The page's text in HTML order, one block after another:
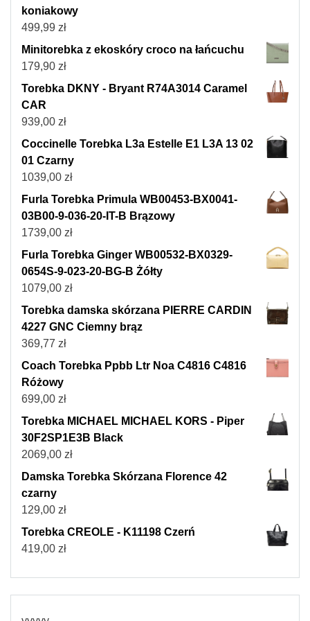
koniakowy
499,99 zł
Minitorebka z ekoskóry croco na łańcuchu
179,90 zł
Torebka DKNY - Bryant R74A3014 Caramel
CAR
939,00 zł
Coccinelle Torebka L3a Estelle E1 L3A 13 02
01 Czarny
1039,00 zł
Furla Torebka Primula WB00453-BX0041-
03B00-9-036-20-IT-B Brązowy
1739,00 zł
Furla Torebka Ginger WB00532-BX0329-
0654S-9-023-20-BG-B Żółty
1079,00 zł
Torebka damska skórzana PIERRE CARDIN
4227 GNC Ciemny brąz
369,77 zł
Coach Torebka Ppbb Ltr Noa C4816 C4816
Różowy
699,00 zł
Torebka MICHAEL MICHAEL KORS - Piper
30F2SP1E3B Black
2069,00 zł
Damska Torebka Skórzana Florence 42
czarny
129,00 zł
Torebka CREOLE - K11198 Czerń
419,00 zł